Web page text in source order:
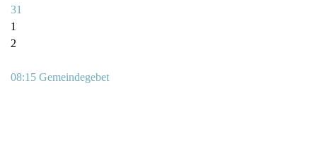
31
1
2
08:15 Gemeindegebet